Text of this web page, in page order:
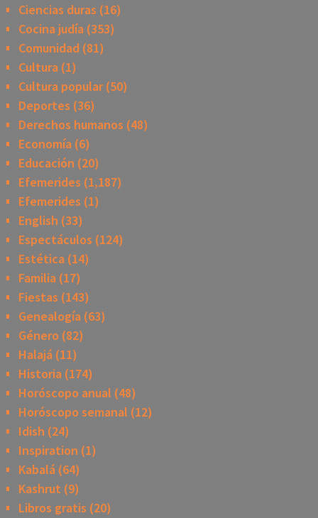
Ciencias duras (16)
Cocina judía(353)
Comunidad(81)
Cultura(1)
Cultura popular(50)
Deportes (36)
Derechos humanos (48)
Economía(6)
Educación (20)
Efemerides (1,187)
Efemerides (1)
English (33)
Espectáculos (124)
Estética(14)
Familia(17)
Fiestas (143)
Genealogía(63)
Género (82)
Halajá(11)
Historia(174)
Horóscopo anual (48)
Horóscopo semanal (12)
Idish (24)
Inspiration (1)
Kabalá(64)
Kashrut (9)
Libros gratis (20)